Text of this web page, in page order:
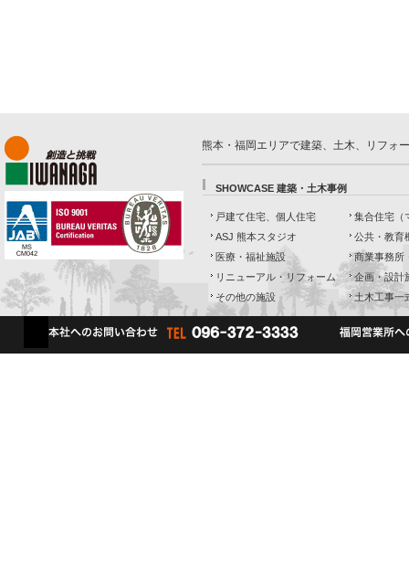
熊本・福岡エリアで建築、土木、リフォ
SHOWCASE 建築・土木事例
戸建て住宅、個人住宅
ASJ 熊本スタジオ
医療・福祉施設
リニューアル・リフォーム
その他の施設
集合住宅（
公共・教育
商業事務所
企画・設計
土木工事一